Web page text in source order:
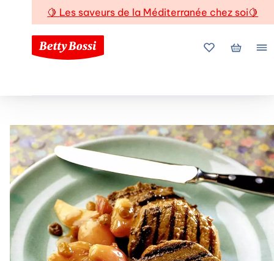
🍋 Les saveurs de la Méditerranée chez soi🍋
Mes favoris
Mon